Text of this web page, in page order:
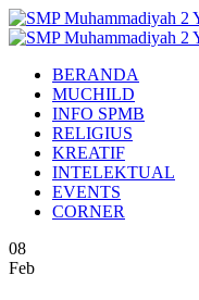
BERANDA
MUCHILD
INFO SPMB
RELIGIUS
KREATIF
INTELEKTUAL
EVENTS
CORNER
08
Feb